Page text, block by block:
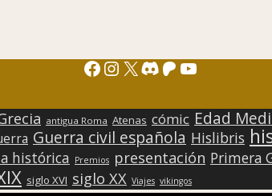
Facebook
Instagram
X Discord
Patreon
YouTube
antigua Roma Atenas cómic Edad
Guerra civil española Hislibris
histórica Premios presentación Primera
siglo XVI siglo XX Viajes vikingos